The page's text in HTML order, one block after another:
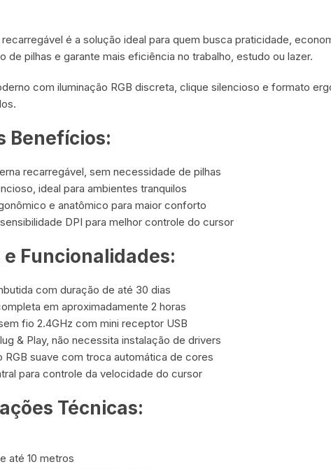
é a solução ideal para quem busca praticidade,
de pilhas e garante mais eficiência no trabalho, estudo ou lazer.
com iluminação RGB discreta, clique silencioso e formato
Benefícios:
recarregável, sem necessidade de pilhas
ideal para ambientes tranquilos
e anatômico para maior conforto
DPI para melhor controle do cursor
e Funcionalidades:
com duração de até 30 dias
em aproximadamente 2 horas
fio 2.4GHz com mini receptor USB
& Play, não necessita instalação de drivers
RGB suave com troca automática de cores
para controle da velocidade do cursor
Técnicas:
até 10 metros